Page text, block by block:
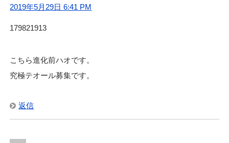
2019年5月29日 6:41 PM
179821913
こちら進化前ハオです。
究極テオール募集です。
返信